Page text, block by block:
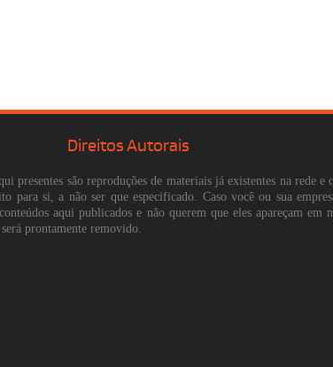
Direitos Autorais
presentes são reproduções de materiais já existentes na rede e
para si, a não ser que especificado. Caso você ou sua
aqui publicados e não querem que eles apareçam em
prontamente removido.